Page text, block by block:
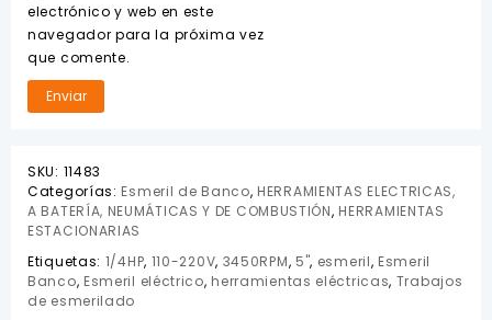
electrónico y web en este
navegador para la próxima vez
que comente.
SKU: 11483
Categorías: Esmeril de Banco, HERRAMIENTAS ELECTRICAS,
A BATERÍA, NEUMÁTICAS Y DE COMBUSTIÓN, HERRAMIENTAS
ESTACIONARIAS
Etiquetas: 1/4HP, 110-220V, 3450RPM, 5", esmeril, Esmeril
Banco, Esmeril eléctrico, herramientas eléctricas, Trabajos
de esmerilado